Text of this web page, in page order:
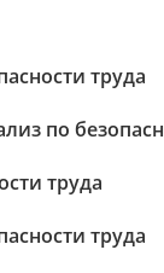
труда
по
труда
труда